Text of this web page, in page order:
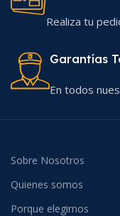
Realiza tu
Garantías
En todos
Sobre Nosotros
Quienes somos
Porque elegirnos